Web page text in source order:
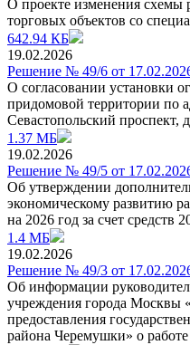
О проекте изменения схемы
торговых объектов со
642.94 КБ
19.02.2026
Решение № 49/6 от
О согласовании установки
придомовой территории по
Севастопольский проспект,
1.37 МБ
19.02.2026
Решение № 49/5 от
Об утверждении
экономическому развитию
на 2026 год за счет средств
1.4 МБ
19.02.2026
Решение № 49/3 от
Об информации
учреждения города
предоставления
района Черемушки» о